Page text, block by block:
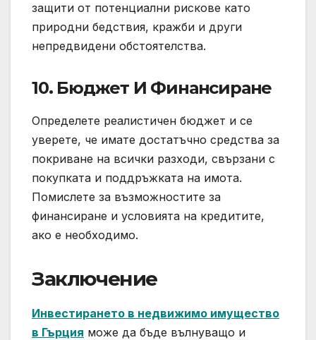
защити от потенциални рискове като
природни бедствия, кражби и други
непредвидени обстоятелства.
10. Бюджет И Финансиране
Определете реалистичен бюджет и се
уверете, че имате достатъчно средства за
покриване на всички разходи, свързани с
покупката и поддръжката на имота.
Помислете за възможностите за
финансиране и условията на кредитите,
ако е необходимо.
Заключение
Инвестирането в недвижимо имущество
в Гърция може да бъде вълнуващо и